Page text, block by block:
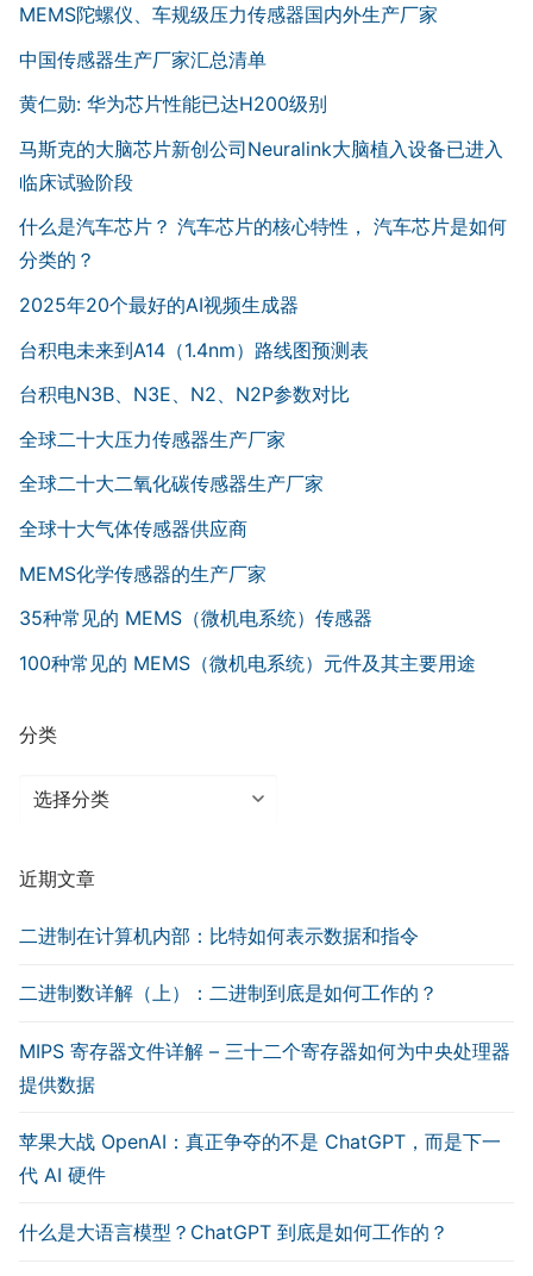
MEMS陀螺仪、车规级压力传感器国内外生产厂家
中国传感器生产厂家汇总清单
黄仁勋: 华为芯片性能已达H200级别
马斯克的大脑芯片新创公司Neuralink大脑植入设备已进入
临床试验阶段
什么是汽车芯片？ 汽车芯片的核心特性， 汽车芯片是如何
分类的？
2025年20个最好的AI视频生成器
台积电未来到A14（1.4nm）路线图预测表
台积电N3B、N3E、N2、N2P参数对比
全球二十大压力传感器生产厂家
全球二十大二氧化碳传感器生产厂家
全球十大气体传感器供应商
MEMS化学传感器的生产厂家
35种常见的 MEMS（微机电系统）传感器
100种常见的 MEMS（微机电系统）元件及其主要用途
分类
分
近期文章
二进制在计算机内部：比特如何表示数据和指令
二进制数详解（上）：二进制到底是如何工作的？
MIPS 寄存器文件详解 – 三十二个寄存器如何为中央处理器
提供数据
苹果大战 OpenAI：真正争夺的不是 ChatGPT，而是下一
代 AI 硬件
什么是大语言模型？ChatGPT 到底是如何工作的？